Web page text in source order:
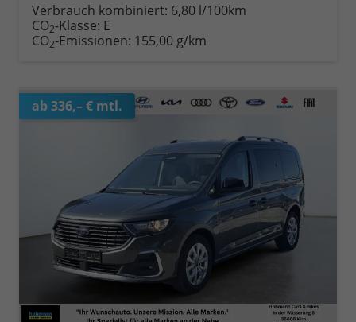
Verbrauch kombiniert: 6,80 l/100km
CO2-Klasse: E
CO2-Emissionen: 155,00 g/km
ab 336,– € mtl.